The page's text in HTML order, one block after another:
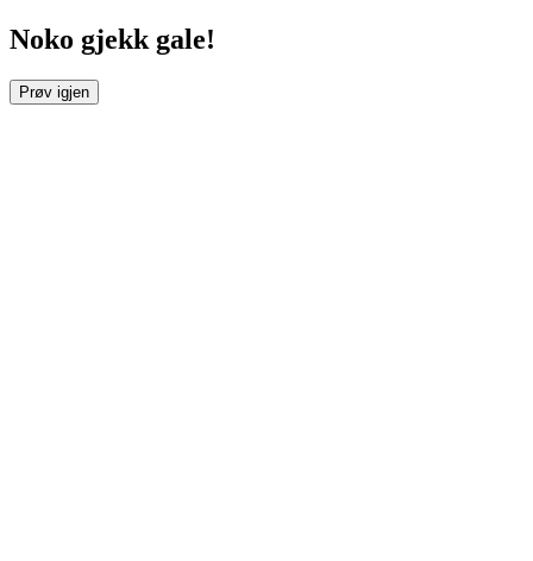
Noko gjekk gale!
Prøv igjen